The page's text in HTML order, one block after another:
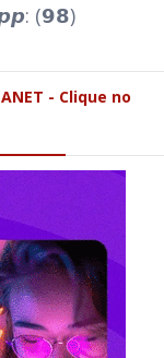
(𝟵𝟴)
- Clique no